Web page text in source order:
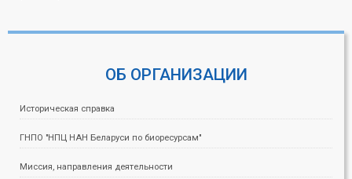
ОБ ОРГАНИЗАЦИИ
Историческая справка
ГНПО "НПЦ НАН Беларуси по биоресурсам"
Миссия, направления деятельности